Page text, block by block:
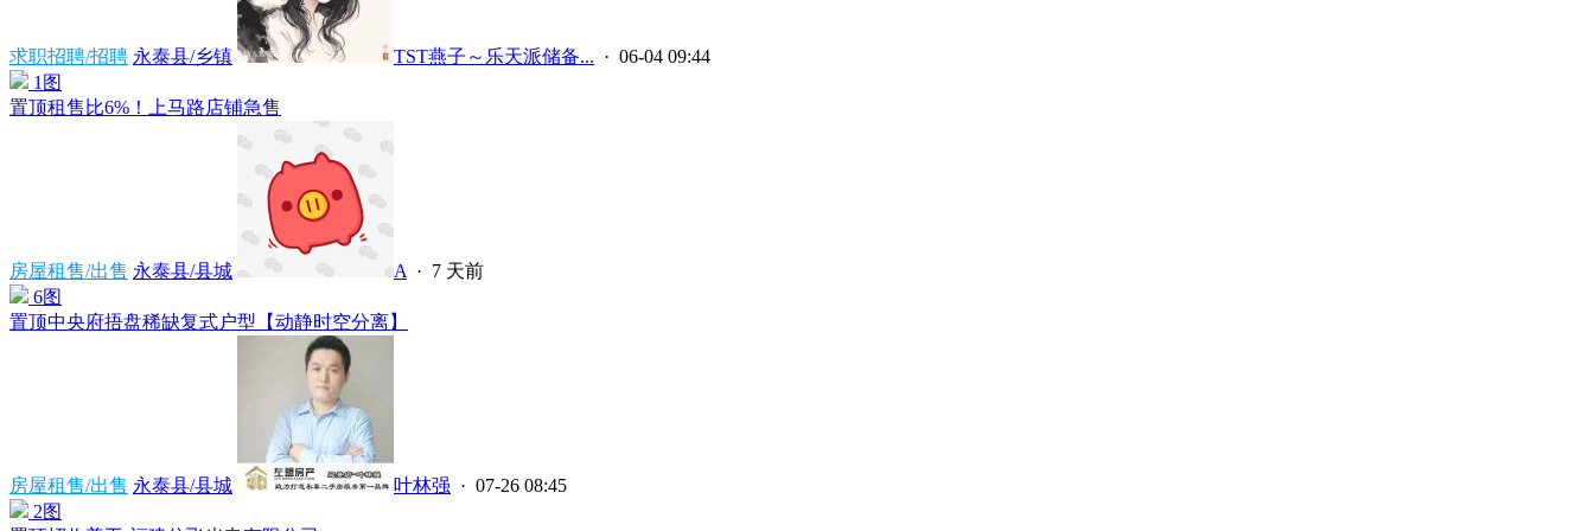
求职招聘/招聘 永泰县/乡镇 TST燕子～乐天派储备... · 06-04 09:44
1图
置顶租售比6%！上马路店铺急售
房屋租售/出售 永泰县/县城 A · 7 天前
6图
置顶中央府捂盘稀缺复式户型【动静时空分离】
房屋租售/出售 永泰县/县城 叶林强 · 07-26 08:45
2图